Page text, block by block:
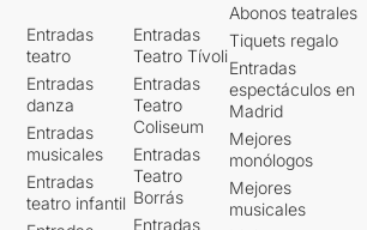
Entradas
teatro
Entradas
danza
Entradas
musicales
Entradas
teatro infantil
Entradas
Teatro Tívoli
Entradas
Teatro
Coliseum
Entradas
Teatro
Borrás
Entradas
Abonos teatrales
Tiquets regalo
Entradas
espectáculos en
Madrid
Mejores
monólogos
Mejores
musicales